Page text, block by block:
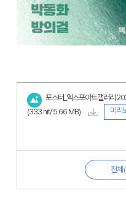
포스터_엑스포아트갤러리
(333 hit/ 5.66 MB)
미리
전